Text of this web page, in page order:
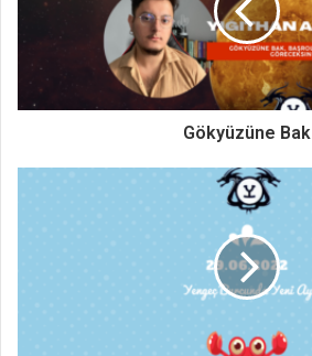
Gökyüzüne Bak